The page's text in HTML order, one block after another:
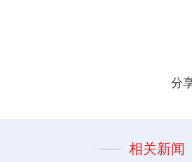
分
相关新闻